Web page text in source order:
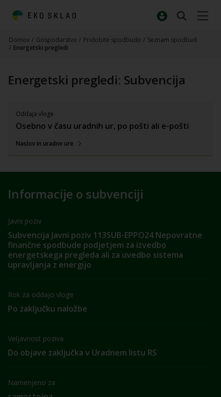
Domov / Gospodarstvo / Pridobite spodbudo / Seznam spodbud
/ Energetski pregledi
Energetski pregledi: Subvencija
Informacije o subvenciji
Javni poziv
Subvencija Javni poziv 113SUB-EPPO24 Nepovratne
finančne spodbude podjetjem za izvedbo
energetskega pregleda ali za uvedbo sistema
upravljanja z energijo
Rok za oddajo vloge
Po zaključku naložbe
Veljavnost poziva
Do objave zaključka v Uradnem listu RS
Namenjeno za
Oddaja vloge
Osebno v času uradnih ur, po pošti ali e-pošti
Naslov in uradne ure